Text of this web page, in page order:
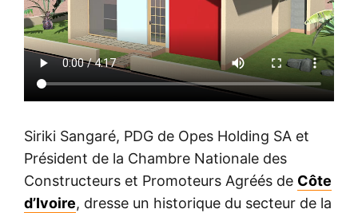
Siriki Sangaré, PDG de Opes Holding SA et
Président de la Chambre Nationale des
Constructeurs et Promoteurs Agréés de Côte
d’Ivoire, dresse un historique du secteur de la